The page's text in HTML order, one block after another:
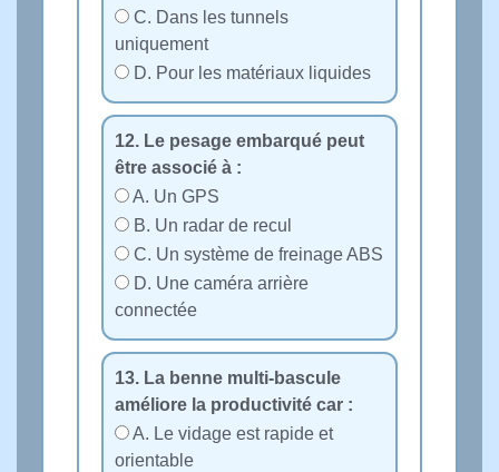
C. Dans les tunnels
uniquement
D. Pour les matériaux liquides
12. Le pesage embarqué peut
être associé à :
A. Un GPS
B. Un radar de recul
C. Un système de freinage ABS
D. Une caméra arrière
connectée
13. La benne multi‑bascule
améliore la productivité car :
A. Le vidage est rapide et
orientable